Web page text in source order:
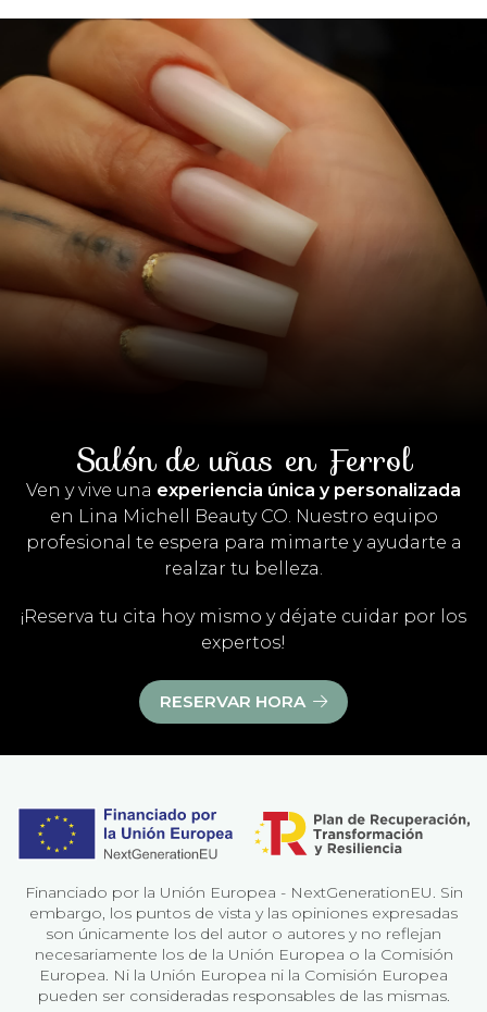
Salón de uñas en Ferrol
Ven y vive una experiencia única y personalizada
en Lina Michell Beauty CO. Nuestro equipo
profesional te espera para mimarte y ayudarte a
realzar tu belleza.
¡Reserva tu cita hoy mismo y déjate cuidar por los
expertos!
RESERVAR HORA
Financiado por la Unión Europea - NextGenerationEU. Sin
embargo, los puntos de vista y las opiniones expresadas
son únicamente los del autor o autores y no reflejan
necesariamente los de la Unión Europea o la Comisión
Europea. Ni la Unión Europea ni la Comisión Europea
pueden ser consideradas responsables de las mismas.